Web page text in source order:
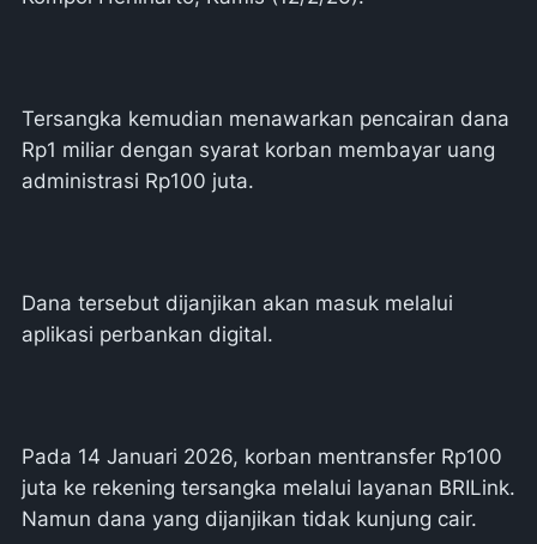
Tersangka kemudian menawarkan pencairan dana
Rp1 miliar dengan syarat korban membayar uang
administrasi Rp100 juta.
Dana tersebut dijanjikan akan masuk melalui
aplikasi perbankan digital.
Pada 14 Januari 2026, korban mentransfer Rp100
juta ke rekening tersangka melalui layanan BRILink.
Namun dana yang dijanjikan tidak kunjung cair.